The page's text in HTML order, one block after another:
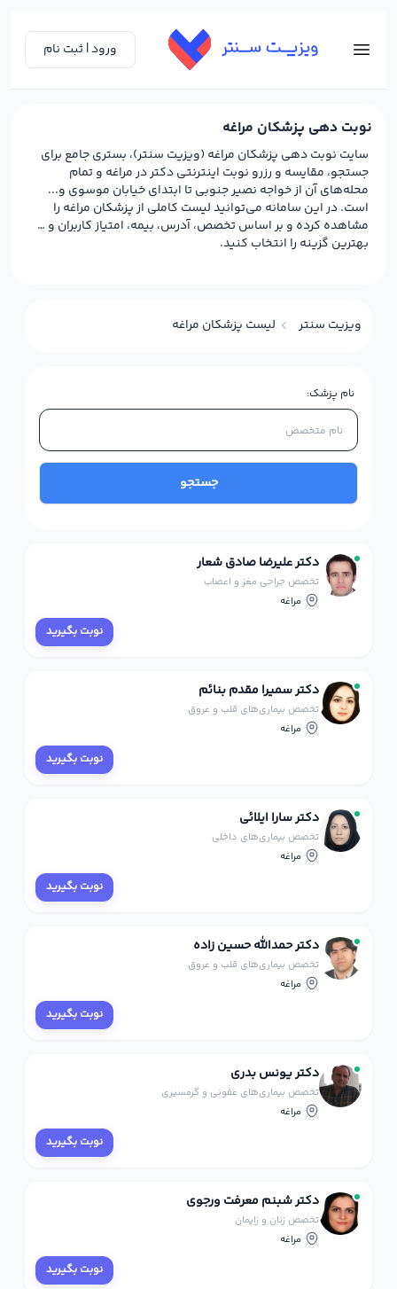
ورود | ثبت نام
نوبت دهی پزشکان مراغه
سایت نوبت دهی پزشکان مراغه (ویزیت سنتر)، بستری جامع برای
جستجو، مقایسه و رزرو نوبت اینترنتی دکتر در مراغه و تمام
محله‌های آن از خواجه نصیر جنوبی تا ابتدای خیابان موسوی و...
است. در این سامانه می‌توانید لیست کاملی از پزشکان مراغه را
مشاهده کرده و بر اساس تخصص، آدرس، بیمه، امتیاز کاربران و …
بهترین گزینه را انتخاب کنید.
ویزیت سنتر لیست پزشکان مراغه
نام پزشک:
جستجو
دکتر علیرضا صادق شعار
تخصص جراحی مغز و اعصاب
مراغه
نوبت بگیرید
دکتر سمیرا مقدم بنائم
تخصص بیماری‌های قلب و عروق
مراغه
نوبت بگیرید
دکتر سارا ایلائی
تخصص بیماری‌های داخلی
مراغه
نوبت بگیرید
دکتر حمدالله حسین زاده
تخصص بیماری‌های قلب و عروق
مراغه
نوبت بگیرید
دکتر یونس بدری
تخصص بیماری‌های عفونی و گرمسیری
مراغه
نوبت بگیرید
دکتر شبنم معرفت ورجوی
تخصص زنان و زایمان
مراغه
نوبت بگیرید